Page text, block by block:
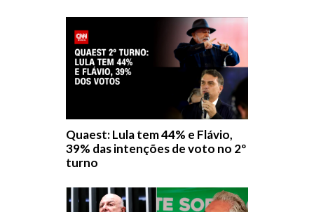
Quaest: Lula tem 44% e Flávio,
39% das intenções de voto no 2º
turno